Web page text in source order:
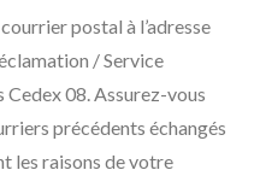
postal à l’adresse
/ Service
08. Assurez-vous
précédents échangés
les raisons de votre